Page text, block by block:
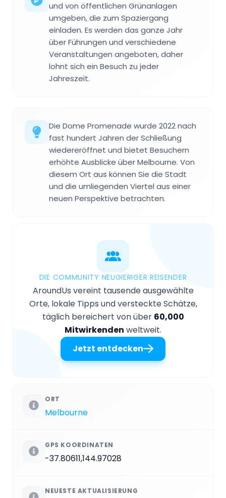
und von öffentlichen Grünanlagen
umgeben, die zum Spaziergang
einladen. Es werden das ganze Jahr
über Führungen und verschiedene
Veranstaltungen angeboten, daher
lohnt sich ein Besuch zu jeder
Jahreszeit.
Die Dome Promenade wurde 2022 nach
fast hundert Jahren der Schließung
wiedereröffnet und bietet Besuchern
erhöhte Ausblicke über Melbourne. Von
diesem Ort aus können Sie die Stadt
und die umliegenden Viertel aus einer
neuen Perspektive betrachten.
DIE COMMUNITY NEUGIERIGER REISENDER
AroundUs vereint tausende ausgewählte
Orte, lokale Tipps und versteckte Schätze,
täglich bereichert von über 60,000
Mitwirkenden weltweit.
Jetzt entdecken
ORT
Melbourne
GPS KOORDINATEN
-37.80611,144.97028
NEUESTE AKTUALISIERUNG